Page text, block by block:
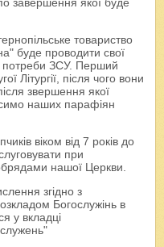
завершення якої буде
товариство
буде проводити свої
потреби ЗСУ. Перший
Літургії, після чого вони
звершення якої
наших парафіян
віком від 7 років до
при
нашої Церкви.
згідно з
Богослужінь в
у вкладці